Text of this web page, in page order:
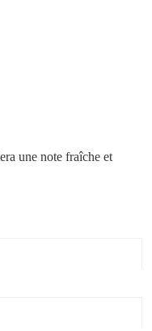
une note fraîche et